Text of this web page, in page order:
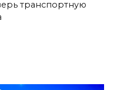
транспортную